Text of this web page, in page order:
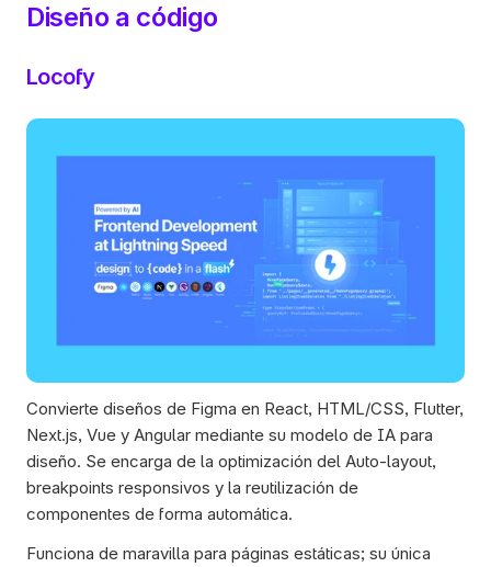
Diseño a código
Locofy
Convierte diseños de Figma en React, HTML/CSS, Flutter,
Next.js, Vue y Angular mediante su modelo de IA para
diseño. Se encarga de la optimización del Auto-layout,
breakpoints responsivos y la reutilización de
componentes de forma automática.
Funciona de maravilla para páginas estáticas; su única